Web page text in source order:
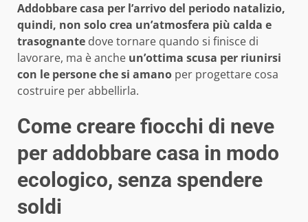
Addobbare casa per l’arrivo del periodo natalizio,
quindi, non solo crea un’atmosfera più calda e
trasognante dove tornare quando si finisce di
lavorare, ma è anche un’ottima scusa per riunirsi
con le persone che si amano per progettare cosa
costruire per abbellirla.
Come creare fiocchi di neve
per addobbare casa in modo
ecologico, senza spendere
soldi